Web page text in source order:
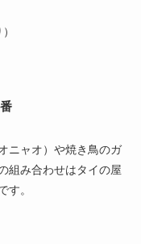
ニャオ）や焼き鳥のガ
組み合わせはタイの屋
す。